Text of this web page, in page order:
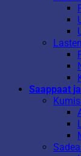
Saappaat